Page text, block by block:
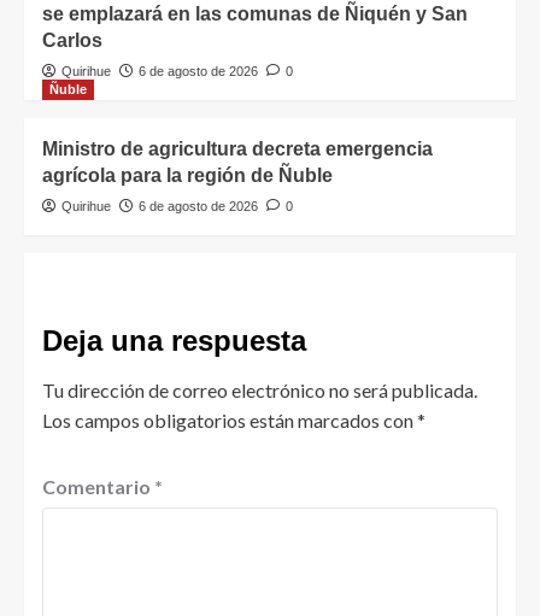
se emplazará en las comunas de Ñiquén y San
Carlos
Quirihue 6 de agosto de 2026
0
Ñuble
Ministro de agricultura decreta emergencia
agrícola para la región de Ñuble
Quirihue 6 de agosto de 2026 0
Deja una respuesta
Tu dirección de correo electrónico no será publicada.
Los campos obligatorios están marcados con*
Comentario *